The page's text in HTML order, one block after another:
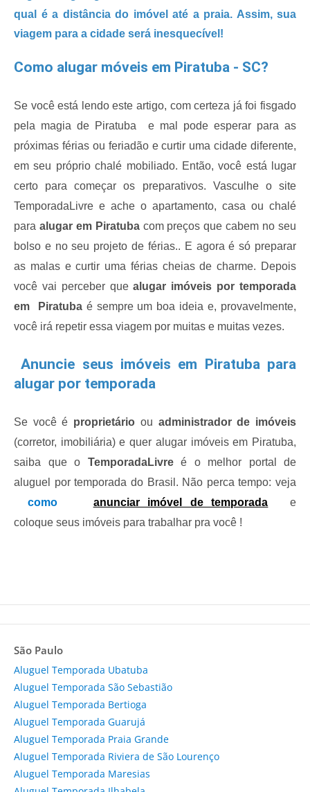
qual é a distância do imóvel até a praia. Assim, sua
viagem para a cidade será inesquecível!
Como alugar móveis em Piratuba - SC?
Se você está lendo este artigo, com certeza já foi fisgado
pela magia de Piratuba  e mal pode esperar para as
próximas férias ou feriadão e curtir uma cidade diferente,
em seu próprio chalé mobiliado. Então, você está lugar
certo para começar os preparativos. Vasculhe o site
TemporadaLivre e ache o apartamento, casa ou chalé
para alugar em Piratuba com preços que cabem no seu
bolso e no seu projeto de férias.. E agora é só preparar
as malas e curtir uma férias cheias de charme. Depois
você vai perceber que alugar imóveis por temporada
em  Piratuba é sempre um boa ideia e, provavelmente,
você irá repetir essa viagem por muitas e muitas vezes.
Anuncie seus imóveis em Piratuba para
alugar por temporada
Se você é proprietário ou administrador de imóveis
(corretor, imobiliária) e quer alugar imóveis em Piratuba,
saiba que o TemporadaLivre é o melhor portal de
como
anunciar imóvel de temporada
e
coloque seus imóveis para trabalhar pra você !
São Paulo
Aluguel Temporada Ubatuba
Aluguel Temporada São Sebastião
Aluguel Temporada Bertioga
Aluguel Temporada Guarujá
Aluguel Temporada Praia Grande
Aluguel Temporada Riviera de São Lourenço
Aluguel Temporada Maresias